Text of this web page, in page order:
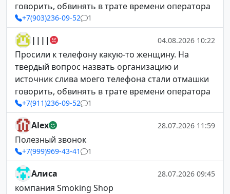
говорить, обвинять в трате времени оператора
+7(903)236-09-52 1
|||| 04.08.2026 10:22
Просили к телефону какую-то женщину. На
твердый вопрос назвать организацию и
источник слива моего телефона стали отмашки
говорить, обвинять в трате времени оператора
+7(911)236-09-52 1
Alex 28.07.2026 11:59
Полезный звонок
+7(999)969-43-41 1
Алиса 28.07.2026 09:45
компания Smoking Shop